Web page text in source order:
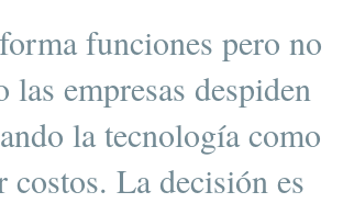
funciones pero no
las empresas despiden
la tecnología como
costos. La decisión es